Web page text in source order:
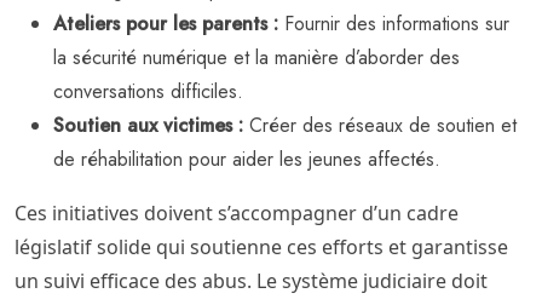
Ateliers pour les parents : Fournir des informations sur
la sécurité numérique et la manière d’aborder des
conversations difficiles.
Soutien aux victimes : Créer des réseaux de soutien et
de réhabilitation pour aider les jeunes affectés.
Ces initiatives doivent s’accompagner d’un cadre
législatif solide qui soutienne ces efforts et garantisse
un suivi efficace des abus. Le système judiciaire doit